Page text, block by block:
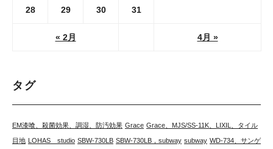
« 2月 4月 »
28 29 30 31
タグ
EM漆喰、殺菌効果、調湿、防汚効果 Grace Grace、MJS/SS-11K、LIXIL、タイル
目地 LOHAS studio SBW-730LB SBW-730LB，subway subway WD-734、サンゲ